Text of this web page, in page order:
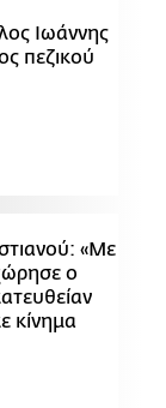
Ιωάννης
πεζικού
«Με
ο
κίνημα